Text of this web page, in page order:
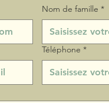
Nom de famille *
Téléphone *